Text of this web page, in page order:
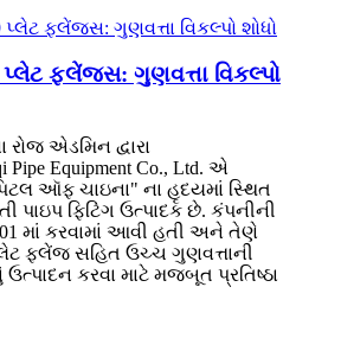
પ્લેટ ફ્લેંજ્સ: ગુણવત્તા વિકલ્પો
રોજ એડમિન દ્વારા
Pipe Equipment Co., Ltd. એ
ઑફ ચાઇના" ના હૃદયમાં સ્થિત
પાઇપ ફિટિંગ ઉત્પાદક છે. કંપનીની
માં કરવામાં આવી હતી અને તેણે
ફ્લેંજ સહિત ઉચ્ચ ગુણવત્તાની
કરવા માટે મજબૂત પ્રતિષ્ઠા